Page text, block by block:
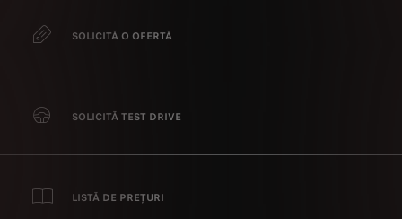
SOLICITĂ O OFERTĂ
SOLICITĂ TEST DRIVE
LISTĂ DE PREȚURI